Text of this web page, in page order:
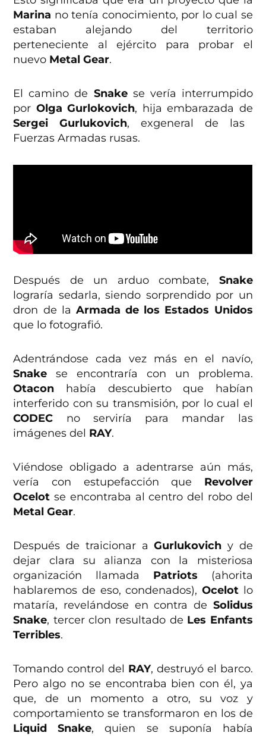
Marina no tenía conocimiento, por lo cual se
estaban alejando del territorio
perteneciente al ejército para probar el
nuevo Metal Gear.
El camino de Snakese vería interrumpido
por Olga Gurlokovich, hija embarazada de
Sergei Gurlukovich, exgeneral de las
Fuerzas Armadas rusas.
Después de un arduo combate, Snake
lograría sedarla, siendo sorprendido por un
dron de la Armada de los Estados Unidos
que lo fotografió.
Adentrándose cada vez más en el navío,
Snake se encontraría con un problema.
Otacon había descubierto que habían
interferido con su transmisión, por lo cual el
CODEC no serviría para mandar las
imágenes del RAY.
Viéndose obligado a adentrarse aún más,
vería con estupefacción que Revolver
Ocelot se encontraba al centro del robo del
Metal Gear.
Después de traicionar aGurlukovich y de
dejar clara su alianza con la misteriosa
organización llamada Patriots (ahorita
hablaremos de eso, condenados), Ocelotlo
mataría, revelándose en contra de Solidus
Snake, tercer clon resultado de Les Enfants
Terribles.
Tomando control del RAY, destruyó el barco.
Pero algo no se encontraba bien con él, ya
que, de un momento a otro, su voz y
comportamiento se transformaron en los de
Liquid Snake, quien se suponía había